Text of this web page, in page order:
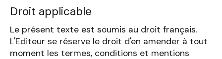
Droit applicable
Le présent texte est soumis au droit français.
L'Editeur se réserve le droit d'en amender à tout
moment les termes, conditions et mentions